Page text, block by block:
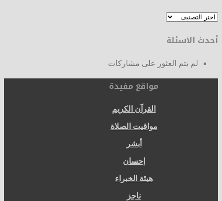
فئات
أحدث الأسئلة
لم يتم العثور على مشاركات
مواقع مفيدة
القرآن الكريم
مواقيت الصلاة
أبشر
إحسان
هيئة الخبراء
ناجز